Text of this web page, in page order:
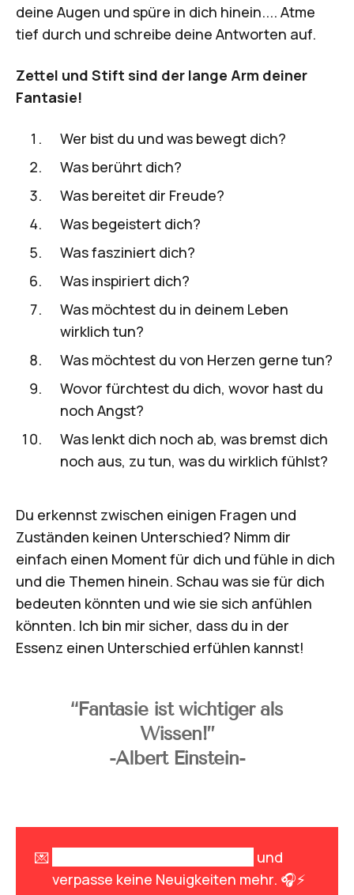
deine Augen und spüre in dich hinein.... Atme
tief durch und schreibe deine Antworten auf.
Zettel und Stift sind der lange Arm deiner
Fantasie!
Wer bist du und was bewegt dich?
Was berührt dich?
Was bereitet dir Freude?
Was begeistert dich?
Was fasziniert dich?
Was inspiriert dich?
Was möchtest du in deinem Leben
wirklich tun?
Was möchtest du von Herzen gerne tun?
Wovor fürchtest du dich, wovor hast du
noch Angst?
Was lenkt dich noch ab, was bremst dich
noch aus, zu tun, was du wirklich fühlst?
Du erkennst zwischen einigen Fragen und
Zuständen keinen Unterschied? Nimm dir
einfach einen Moment für dich und fühle in dich
und die Themen hinein. Schau was sie für dich
bedeuten könnten und wie sie sich anfühlen
könnten. Ich bin mir sicher, dass du in der
Essenz einen Unterschied erfühlen kannst!
“Fantasie ist wichtiger als
Wissen!”
-Albert Einstein-
💌
und
verpasse keine Neuigkeiten mehr. 🎧⚡